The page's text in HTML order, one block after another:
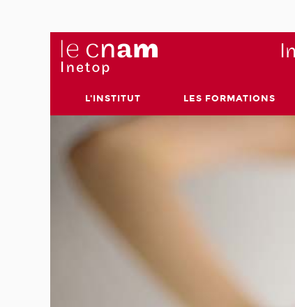
L'INSTITUT LES FORMATIONS